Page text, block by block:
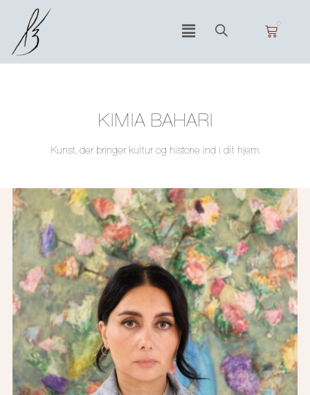
0
KIMIA BAHARI
Kunst, der bringer kultur og historie ind i dit hjem.